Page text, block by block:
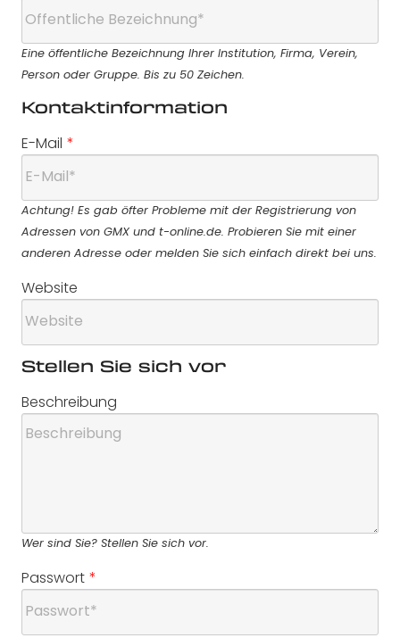
Eine öffentliche Bezeichnung Ihrer Institution, Firma, Verein,
Person oder Gruppe. Bis zu 50 Zeichen.
Kontaktinformation
E-Mail *
Achtung! Es gab öfter Probleme mit der Registrierung von
Adressen von GMX und t-online.de. Probieren Sie mit einer
anderen Adresse oder melden Sie sich einfach direkt bei uns.
Website
Stellen Sie sich vor
Beschreibung
Wer sind Sie? Stellen Sie sich vor.
Passwort *